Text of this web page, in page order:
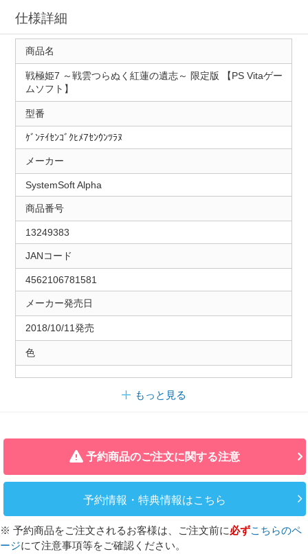
仕様詳細
商品名
戦極姫7 ～戦雲つらぬく紅蓮の遺志～ 限定版 【PS Vitaゲー
ムソフト】
型番
ｹﾞﾝﾃｲｾﾝｺﾞｸﾋﾒ7ｾﾝｳﾝﾂﾗﾇ
メーカー
SystemSoft Alpha
商品番号
13249383
JANコード
4562106781581
メーカー発売日
2018/10/11発売
色
もっと見る
予約商品のご注文に関する注意
予約情報・特典情報はこちら
※ 予約商品をご注文されるお客様は、ご注文前に必ずこちらのペ
ージにて注意事項等をご確認ください。